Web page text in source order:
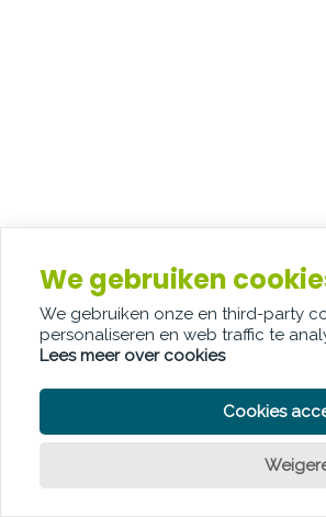
We gebruiken
We gebruiken onze en third-party
personaliseren en web traffic te
Lees meer over cookies
Cookies